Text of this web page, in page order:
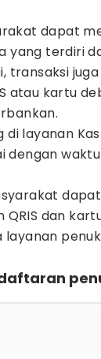
dapat
yang terdiri
transaksi
atau kartu
layanan
dengan
dan